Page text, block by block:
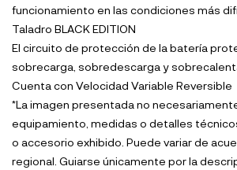
funcionamiento en las condiciones más
Taladro BLACK EDITION
El circuito de protección de la batería
sobrecarga, sobredescarga y
Cuenta con Velocidad Variable Reversible
*La imagen presentada no
equipamiento, medidas o detalles
o accesorio exhibido. Puede variar de
regional. Guiarse únicamente por la